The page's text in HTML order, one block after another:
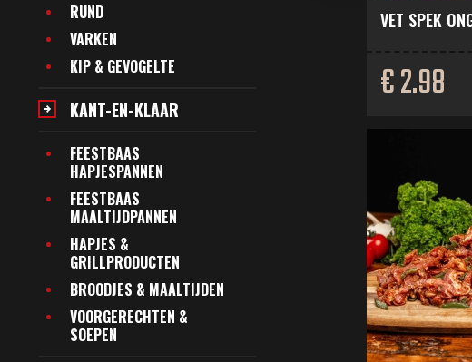
RUND
VARKEN
KIP & GEVOGELTE
KANT-EN-KLAAR
FEESTBAAS
HAPJESPANNEN
FEESTBAAS
MAALTIJDPANNEN
HAPJES &
GRILLPRODUCTEN
BROODJES & MAALTIJDEN
VOORGERECHTEN &
SOEPEN
VET SPEK
€ 2.98